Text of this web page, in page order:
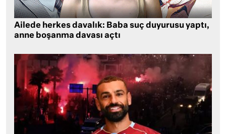
Ailede herkes davalık: Baba suç duyurusu yaptı,
anne boşanma davası açtı